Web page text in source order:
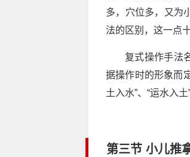
多，穴位多，又为
法的区别，这一点
复式操作手法
据操作时的形象而
土入水”、“运水入
第三节 小儿推